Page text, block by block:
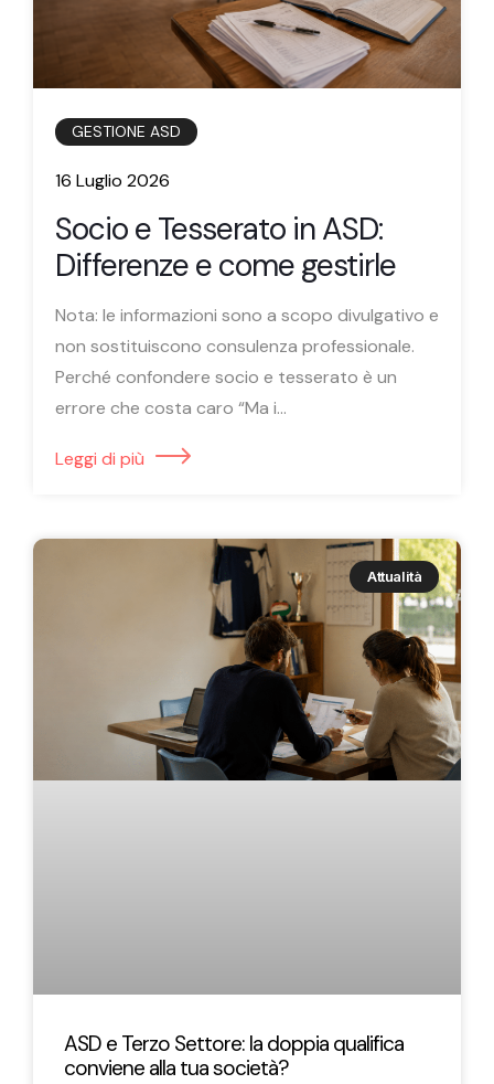
GESTIONE ASD
16 Luglio 2026
Socio e Tesserato in ASD:
Differenze e come gestirle
Nota: le informazioni sono a scopo divulgativo e
non sostituiscono consulenza professionale.
Perché confondere socio e tesserato è un
errore che costa caro “Ma i...
Leggi di più
Attualità
ASD e Terzo Settore: la doppia qualifica
conviene alla tua società?